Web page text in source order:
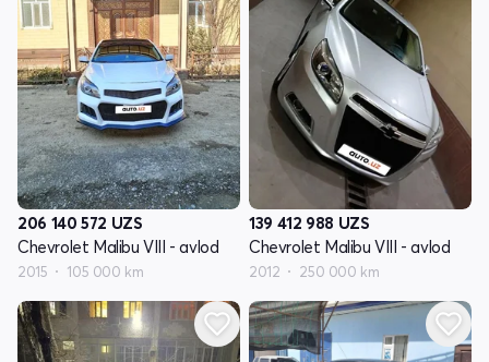
206 140 572 UZS
Chevrolet Malibu VIII - avlod
2015 105 000 km
139 412 988 UZS
Chevrolet Malibu VIII - avlod
2012 250 000 km